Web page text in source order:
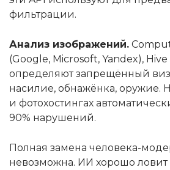
фильтрации.
Анализ изображений.
(Google, Microsoft, Yandex),
определяют запрещённый
насилие, обнажёнка, оружие.
и фотохостингах
90% нарушений.
Полная замена человека-
невозможна. ИИ хорошо